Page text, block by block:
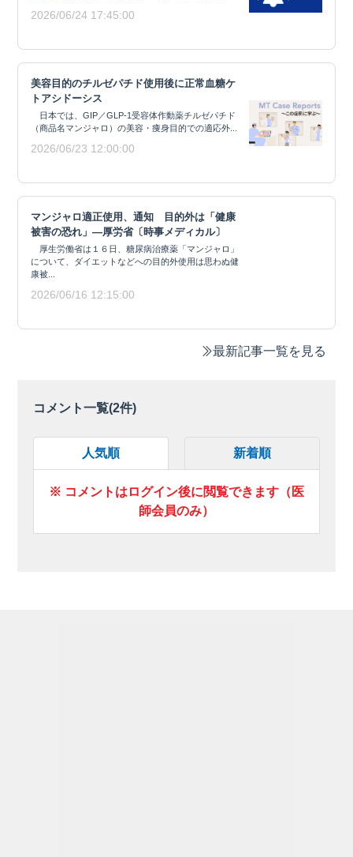
2026/06/24 17:45:00
美容目的のチルゼパチド使用後に正常血糖ケ
トアシドーシス
日本では、GIP／GLP-1受容体作動薬チルゼパチド
（商品名マンジャロ）の美容・痩身目的での適応外...
2026/06/23 12:00:00
マンジャロ適正使用、通知 目的外は「健康
被害の恐れ」―厚労省〔時事メディカル〕
厚生労働省は１６日、糖尿病治療薬「マンジャロ」
について、ダイエットなどへの目的外使用は思わぬ健
康被...
2026/06/16 12:15:00
最新記事一覧を見る
コメント一覧(2件)
人気順 新着順
※ コメントはログイン後に閲覧できます（医
師会員のみ）